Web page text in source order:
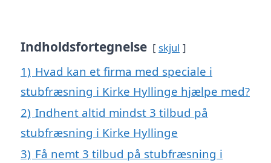
Indholdsfortegnelse skjul
1) Hvad kan et firma med speciale i
stubfræsning i Kirke Hyllinge hjælpe med?
2) Indhent altid mindst 3 tilbud på
stubfræsning i Kirke Hyllinge
3) Få nemt 3 tilbud på stubfræsning i